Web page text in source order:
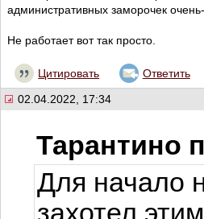
административных заморочек
Не работает вот так просто.
Цитировать Ответить
02.04.2022, 17:34
Тарантино
Для начало
захотел